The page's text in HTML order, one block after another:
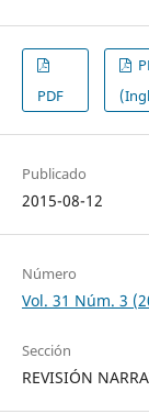
PDF
Publicado
2015-08-12
Número
Vol. 31 Núm. 3
Sección
REVISIÓN